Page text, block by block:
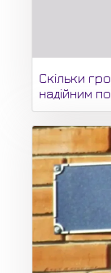
Скільки
надійним